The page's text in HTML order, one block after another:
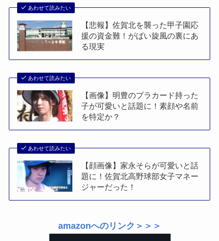
あわせて読みたい
【悲報】佐賀北を襲った甲子園応
援の資金難！がばい旋風の裏にあ
る現実
あわせて読みたい
【画像】明豊のプラカード持った
子が可愛いと話題に！素顔や名前
を特定か？
あわせて読みたい
【顔画像】家永そらが可愛いと話
題に！佐賀北高野球部女子マネー
ジャーだった！
amazonへのリンク＞＞＞